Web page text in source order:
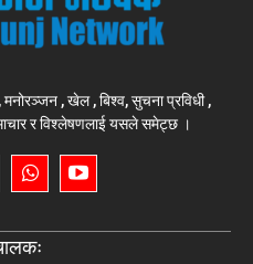
मनोरञ्जन , खेल , बिश्व, सुचना प्रविधी ,
र विश्लेषणलाई यसले समेट्छ ।